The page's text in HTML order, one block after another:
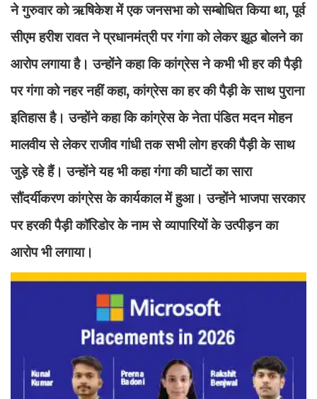
ने गुरुवार को ऋषिकेश में एक जनसभा को सम्बोधित किया था, पूर्व
सीएम हरीश रावत ने प्रधानमंत्री पर गंगा को लेकर झूठ बोलने का
आरोप लगाया है। उन्होंने कहा कि कांग्रेस ने कभी भी हर की पैड़ी
पर गंगा को नहर नहीं कहा, कांग्रेस का हर की पैड़ी के साथ पुराना
इतिहास है। उन्होंने कहा कि कांग्रेस के नेता पंडित मदन मोहन
मालवीय से लेकर राजीव गांधी तक सभी लोग हरकी पैड़ी के साथ
जुड़े रहे हैं। उन्होंने यह भी कहा गंगा की घाटों का सारा
सौंदर्यीकरण कांग्रेस के कार्यकाल में हुआ। उन्होंने भाजपा सरकार
पर हरकी पैड़ी कॉरिडोर के नाम से व्यापारियों के उत्पीड़न का
आरोप भी लगाया।